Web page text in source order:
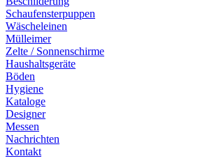
Schaufensterpuppen
Wäscheleinen
Mülleimer
Zelte / Sonnenschirme
Haushaltsgeräte
Böden
Hygiene
Kataloge
Designer
Messen
Nachrichten
Kontakt